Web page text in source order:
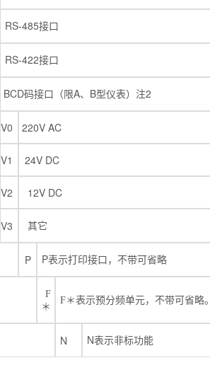
RS-485接口
RS-422接口
BCD码接口（限A、 B型仪表）注2
V0 220V AC
V1 24V DC
V2 12V DC
V3 其它
P P表示打印接口，不带可省略
F
＊
F＊表示预分频单元，不带可省略。
N N表示非标功能